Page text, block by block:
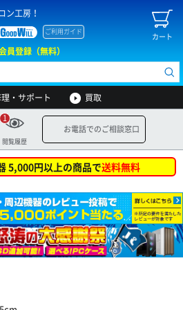
ン工房！
カート
ご利用ガイド
員登録（無料）
・サポート 買取
閲覧履歴
1
お電話でのご相談窓口
5,000円以上の商品で送料無料